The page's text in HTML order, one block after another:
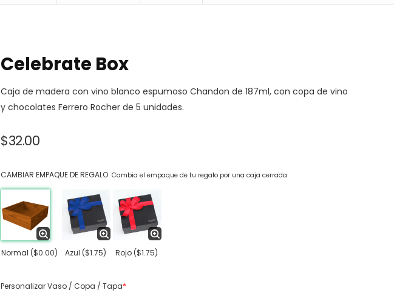
Celebrate Box
Caja de madera con vino blanco espumoso Chandon de 187ml, con copa de vino
y chocolates Ferrero Rocher de 5 unidades.
$32.00
CAMBIAR EMPAQUE DE REGALO Cambia el empaque de tu regalo por una caja cerrada
Normal ($0.00) Azul ($1.75) Rojo ($1.75)
Personalizar Vaso / Copa / Tapa*